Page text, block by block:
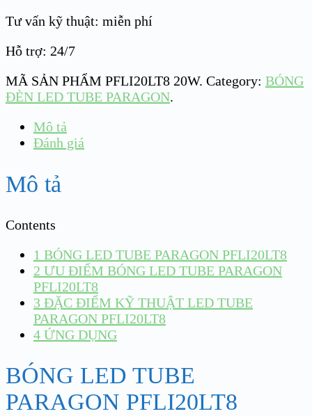
Tư vấn kỹ thuật: miễn phí
Hỗ trợ: 24/7
MÃ SẢN PHẨM PFLI20LT8 20W. Category: BÓNG
ĐÈN LED TUBE PARAGON.
Mô tả
Đánh giá
Mô tả
Contents
1 BÓNG LED TUBE PARAGON PFLI20LT8
2 ƯU ĐIỂM BÓNG LED TUBE PARAGON
PFLI20LT8
3 ĐẶC ĐIỂM KỸ THUẬT LED TUBE
PARAGON PFLI20LT8
4 ỨNG DỤNG
BÓNG LED TUBE
PARAGON PFLI20LT8